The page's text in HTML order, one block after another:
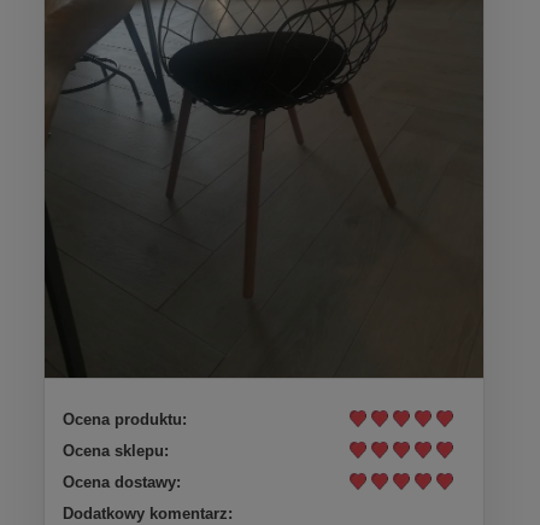
Ocena produktu:
Ocena sklepu:
Ocena dostawy:
Dodatkowy komentarz: